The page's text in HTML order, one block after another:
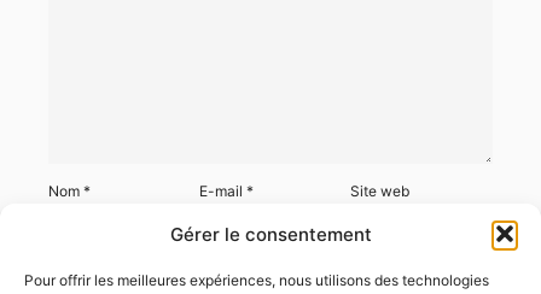
Gérer le consentement
Pour offrir les meilleures expériences, nous utilisons des technologies
Nom * E-mail* Site web